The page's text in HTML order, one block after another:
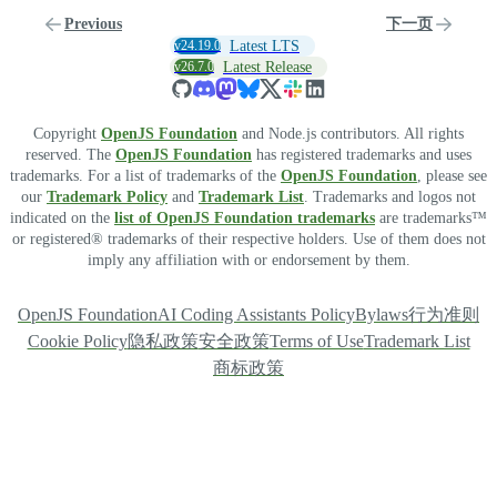
Previous 下一页
v24.19.0 Latest LTS
v26.7.0 Latest Release
Copyright OpenJS Foundation and Node.js contributors. All rights
reserved. The OpenJS Foundation has registered trademarks and uses
trademarks. For a list of trademarks of the OpenJS Foundation , please see
our Trademark Policy and Trademark List . Trademarks and logos not
indicated on the list of OpenJS Foundation trademarks are trademarks™
or registered® trademarks of their respective holders. Use of them does not
imply any affiliation with or endorsement by them.
OpenJS FoundationAI Coding Assistants PolicyBylaws行为准则
Cookie Policy隐私政策安全政策Terms of UseTrademark List
商标政策